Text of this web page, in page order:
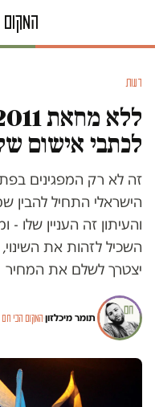
דעות
לכתבי אישום
זה לא רק המפגינים
הישראלי התחיל להבין
והעיתון זה העניין שלו
השכיל לזהות את
יצטרך לשלם את המחיר
תומר מיכלזון·המקום הכי חם